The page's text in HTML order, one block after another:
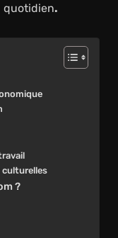
quotidien.
culturelles
?